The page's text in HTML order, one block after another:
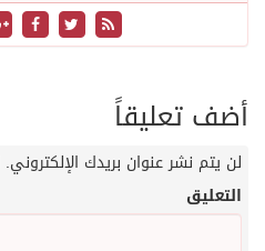
أضف تعليقاً
لن يتم نشر عنوان بريدك الإلكتروني.
التعليق